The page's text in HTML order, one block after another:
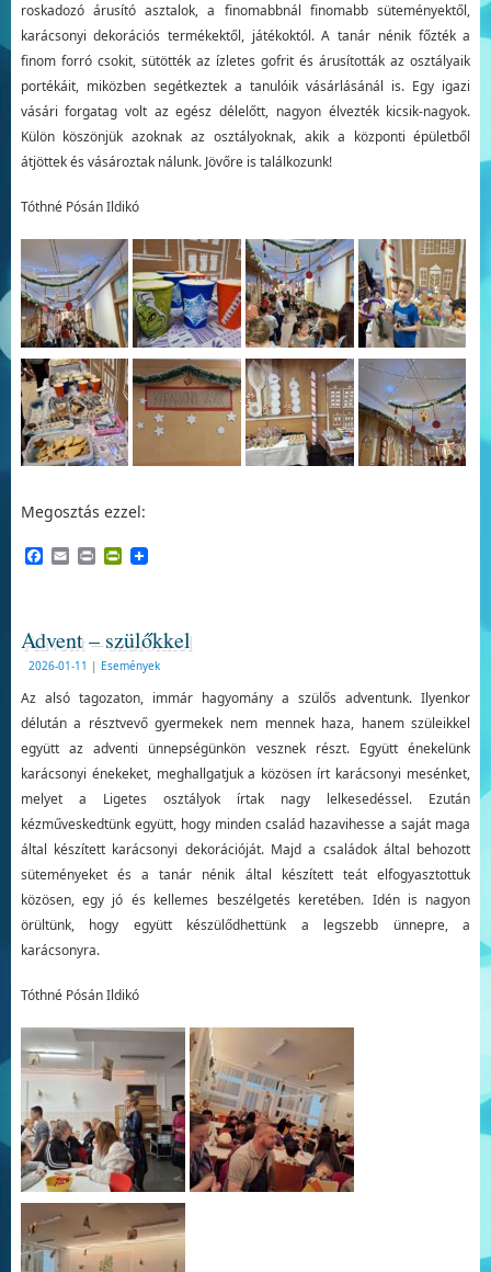
roskadozó árusító asztalok, a finomabbnál finomabb süteményektől,
karácsonyi dekorációs termékektől, játékoktól. A tanár nénik főzték a
finom forró csokit, sütötték az ízletes gofrit és árusították az osztályaik
portékáit, miközben segétkeztek a tanulóik vásárlásánál is. Egy igazi
vásári forgatag volt az egész délelőtt, nagyon élvezték kicsik-nagyok.
Külön köszönjük azoknak az osztályoknak, akik a központi épületből
átjöttek és vásároztak nálunk. Jövőre is találkozunk!
Tóthné Pósán Ildikó
Megosztás ezzel:
Facebook
EmailPrintPrintFriendly
Advent – szülőkkel
2026-01-11 | Események
Az alsó tagozaton, immár hagyomány a szülős adventunk. Ilyenkor
délután a résztvevő gyermekek nem mennek haza, hanem szüleikkel
együtt az adventi ünnepségünkön vesznek részt. Együtt énekelünk
karácsonyi énekeket, meghallgatjuk a közösen írt karácsonyi mesénket,
melyet a Ligetes osztályok írtak nagy lelkesedéssel. Ezután
kézműveskedtünk együtt, hogy minden család hazavihesse a saját maga
által készített karácsonyi dekorációját. Majd a családok által behozott
süteményeket és a tanár nénik által készített teát elfogyasztottuk
közösen, egy jó és kellemes beszélgetés keretében. Idén is nagyon
örültünk, hogy együtt készülődhettünk a legszebb ünnepre, a
karácsonyra.
Tóthné Pósán Ildikó